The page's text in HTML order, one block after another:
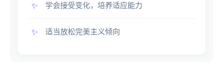
学会接受变化，培养适应能力
适当放松完美主义倾向